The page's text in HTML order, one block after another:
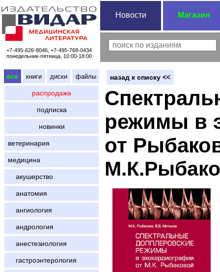
+7-495-626-8046, +7-495-768-0434
понедельник-пятница, 10:00-18:00
Новости Магазин
все книги диски файлы
распродажа
подписка
новинки
ветеринария
медицина
акушерство
анатомия
ангиология
андрология
анестезиология
гастроэнтерология
назад к списку <<
режимы в
от